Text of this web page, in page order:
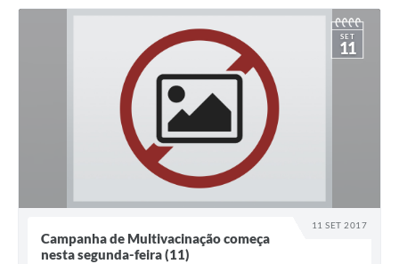
11 SET 2017
SET
11
Campanha de Multivacinação começa
nesta segunda-feira (11)